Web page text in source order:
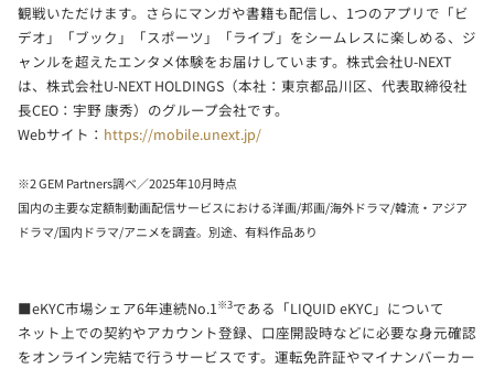
観戦いただけます。さらにマンガや書籍も配信し、1つのアプリで「ビ
デオ」「ブック」「スポーツ」「ライブ」をシームレスに楽しめる、ジ
ャンルを超えたエンタメ体験をお届けしています。株式会社U-NEXT
は、株式会社U-NEXT HOLDINGS（本社：東京都品川区、代表取締役社
長CEO：宇野 康秀）のグループ会社です。
Webサイト： https://mobile.unext.jp/
※2 GEM Partners調べ／2025年10月時点
国内の主要な定額制動画配信サービスにおける洋画/邦画/海外ドラマ/韓流・アジア
ドラマ/国内ドラマ/アニメを調査。別途、有料作品あり
■eKYC市場シェア6年連続No.1※3である「LIQUID eKYC」について
ネット上での契約やアカウント登録、口座開設時などに必要な身元確認
をオンライン完結で行うサービスです。運転免許証やマイナンバーカー